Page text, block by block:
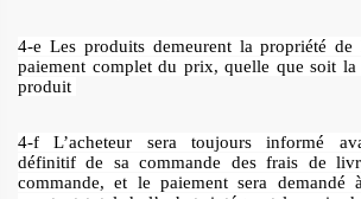
4-e Les produits demeurent la propriété de
paiement complet du prix, quelle que soit
produit
4-f L’acheteur sera toujours informé
définitif de sa commande des frais de
commande, et le paiement sera demandé